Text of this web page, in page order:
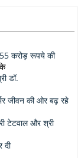
करोड़ रूपये की
डॉ.
जीवन की ओर बढ़ रहे
टेटवाल और श्री
दी